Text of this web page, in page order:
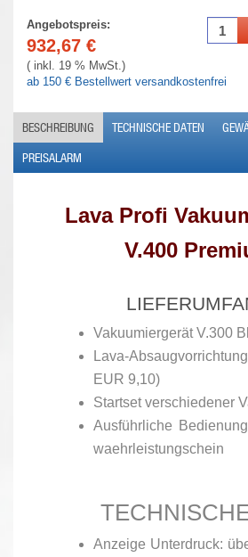
Angebotspreis:
932,67 €
( inkl. 19 % MwSt.)
ab 150 € Bestellwert versandkostenfrei
BESCHREIBUNG TECHNISCHE DATEN
PREISALARM
Lava Profi
V.400
Vakuumiergerät V.300
Lava-
EUR 9,10)
Startset verschiedener
Ausführliche
waehrleistungschein
Anzeige Unterdruck: